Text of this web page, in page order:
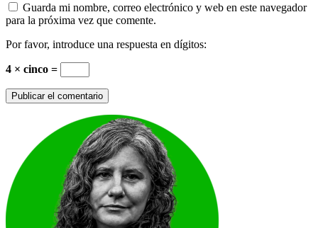
Guarda mi nombre, correo electrónico y web en este navegador
para la próxima vez que comente.
Por favor, introduce una respuesta en dígitos:
4 × cinco =